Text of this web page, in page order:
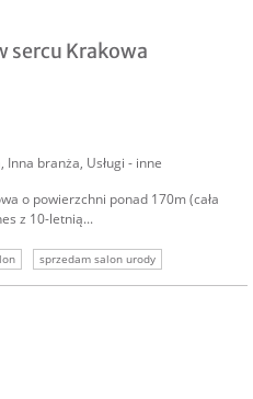
sercu Krakowa
, Inna branża, Usługi - inne
o powierzchni ponad 170m (cała
z 10-letnią...
sprzedam salon urody